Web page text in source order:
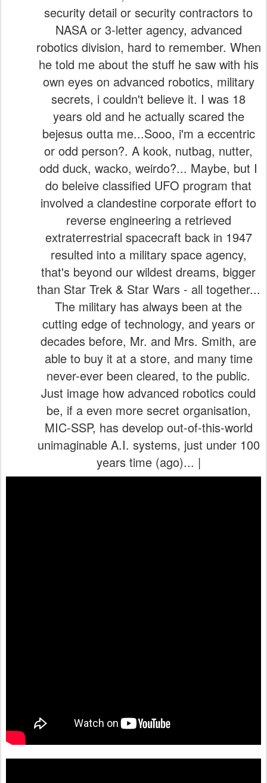
security detail or security contractors to
NASA or 3-letter agency, advanced
robotics division, hard to remember. When
he told me about the stuff he saw with his
own eyes on advanced robotics, military
secrets, i couldn't believe it. I was 18
years old and he actually scared the
bejesus outta me...Sooo, i'm a eccentric
or odd person?. A kook, nutbag, nutter,
odd duck, wacko, weirdo?... Maybe, but I
do beleive classified UFO program that
involved a clandestine corporate effort to
reverse engineering a retrieved
extraterrestrial spacecraft back in 1947
resulted into a military space agency,
that's beyond our wildest dreams, bigger
than Star Trek & Star Wars - all together...
The military has always been at the
cutting edge of technology, and years or
decades before, Mr. and Mrs. Smith, are
able to buy it at a store, and many time
never-ever been cleared, to the public.
Just image how advanced robotics could
be, if a even more secret organisation,
MIC-SSP, has develop out-of-this-world
unimaginable A.I. systems, just under 100
years time (ago)... |